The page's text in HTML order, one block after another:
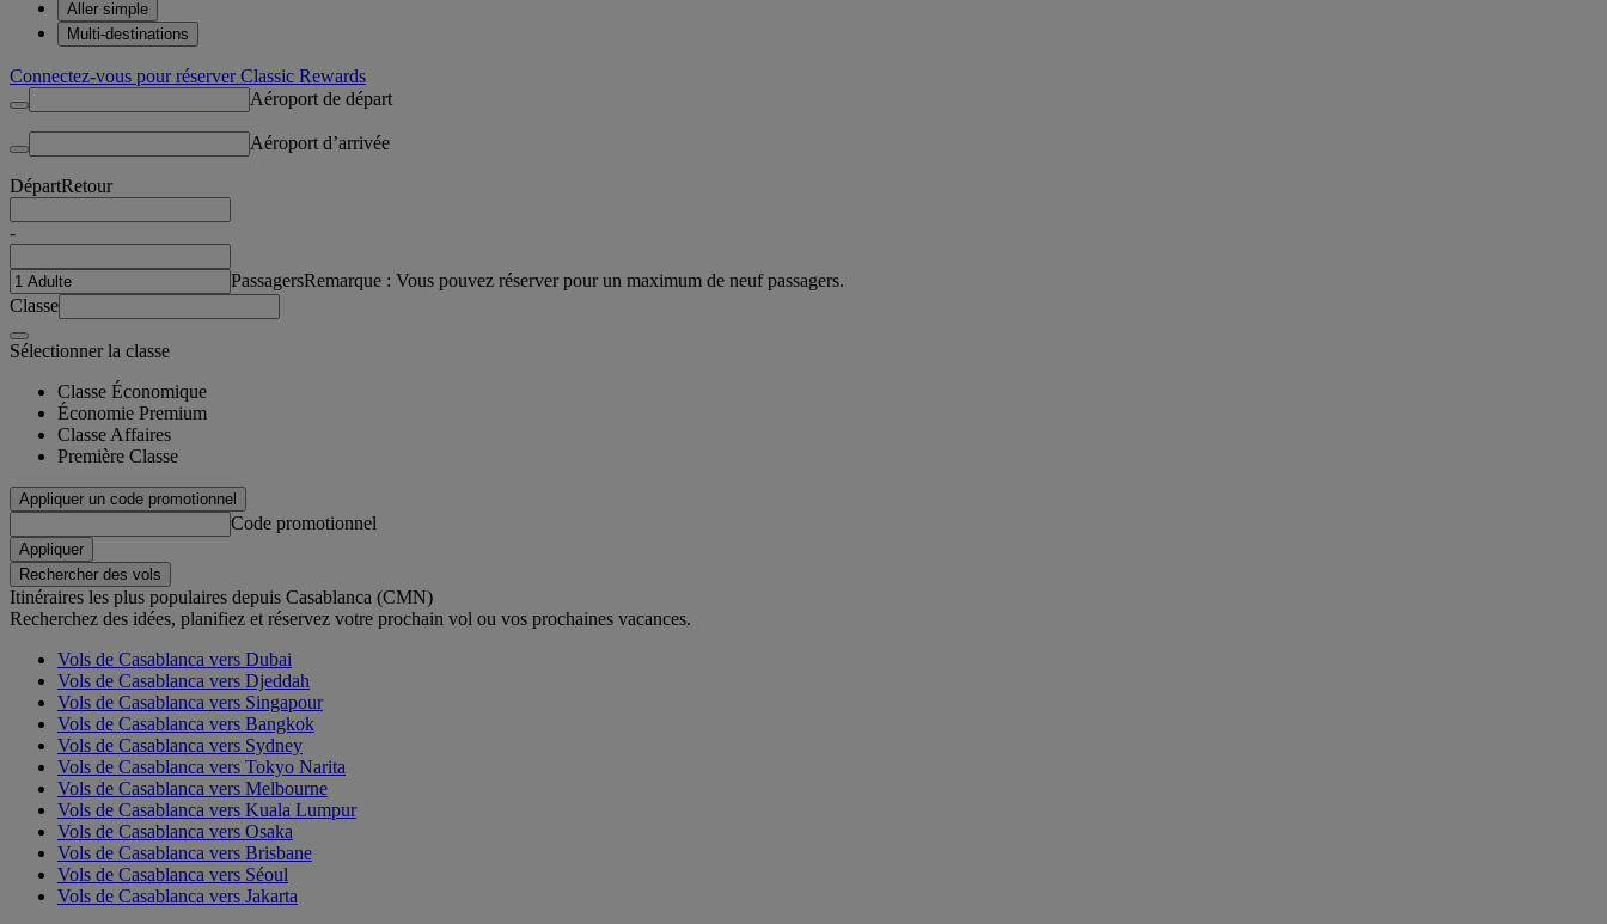
Aller simple
Multi-destinations
Connectez-vous pour réserver Classic Rewards
Aéroport de départ
Aéroport d’arrivée
DépartRetour
-
PassagersRemarque : Vous pouvez réserver pour un maximum de neuf passagers.
Classe
Sélectionner la classe
Classe Économique
Économie Premium
Classe Affaires
Première Classe
Appliquer un code promotionnel
Code promotionnel
Appliquer
Rechercher des vols
Itinéraires les plus populaires depuis Casablanca (CMN)
Recherchez des idées, planifiez et réservez votre prochain vol ou vos prochaines vacances.
Vols de Casablanca vers Dubai
Vols de Casablanca vers Djeddah
Vols de Casablanca vers Singapour
Vols de Casablanca vers Bangkok
Vols de Casablanca vers Sydney
Vols de Casablanca vers Tokyo Narita
Vols de Casablanca vers Melbourne
Vols de Casablanca vers Kuala Lumpur
Vols de Casablanca vers Osaka
Vols de Casablanca vers Brisbane
Vols de Casablanca vers Séoul
Vols de Casablanca vers Jakarta